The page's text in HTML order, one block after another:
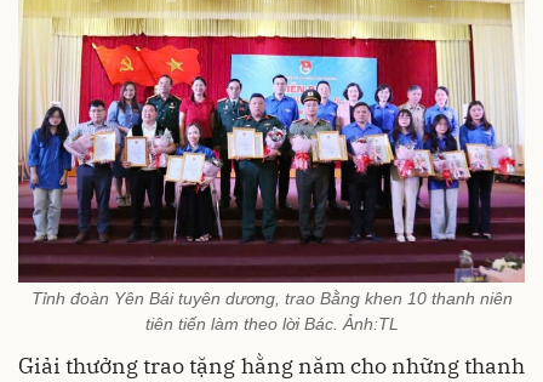
Tỉnh đoàn Yên Bái tuyên dương, trao Bằng khen 10 thanh niên
tiên tiến làm theo lời Bác. Ảnh:TL
Giải thưởng trao tặng hằng năm cho những thanh